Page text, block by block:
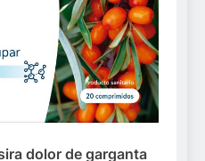
dolor de garganta